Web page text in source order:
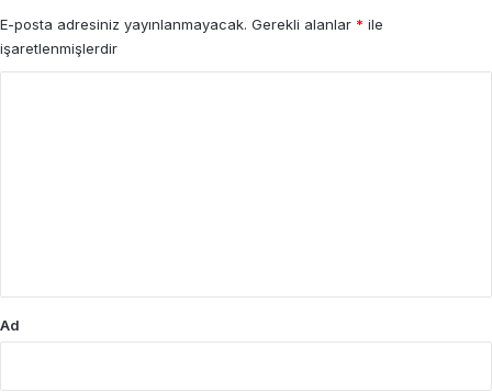
E-posta adresiniz yayınlanmayacak. Gerekli alanlar * ile
işaretlenmişlerdir
Ad